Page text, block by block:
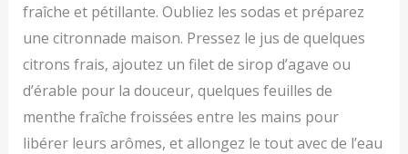
fraîche et pétillante. Oubliez les sodas et préparez
une citronnade maison. Pressez le jus de quelques
citrons frais, ajoutez un filet de sirop d’agave ou
d’érable pour la douceur, quelques feuilles de
menthe fraîche froissées entre les mains pour
libérer leurs arômes, et allongez le tout avec de l’eau